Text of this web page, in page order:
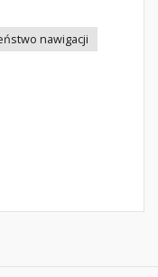
nawigacji